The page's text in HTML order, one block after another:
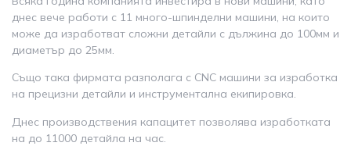
днес вече работи с 11 много-шпинделни машини, на които
може да изработват сложни детайли с дължина до 100мм и
диаметър до 25мм.
Също така фирмата разполага с CNC машини за изработка
на прецизни детайли и инструментална екипировка.
Днес производствения капацитет позволява изработката
на до 11000 детайла на час.